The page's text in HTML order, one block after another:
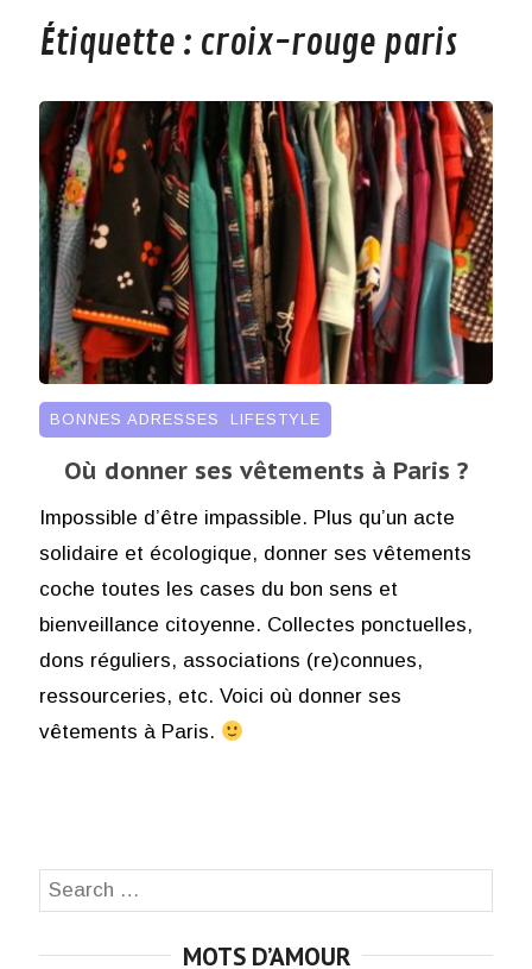
Étiquette : croix-rouge paris
BONNES ADRESSES LIFESTYLE
Où donner ses vêtements à Paris ?
Impossible d’être impassible. Plus qu’un acte
solidaire et écologique, donner ses vêtements
coche toutes les cases du bon sens et
bienveillance citoyenne. Collectes ponctuelles,
dons réguliers, associations (re)connues,
ressourceries, etc. Voici où donner ses
vêtements à Paris.
Search
MOTS D’AMOUR